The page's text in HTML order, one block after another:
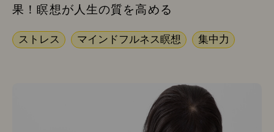
果！瞑想が人生の質を高める
ストレス マインドフルネス瞑想 集中力